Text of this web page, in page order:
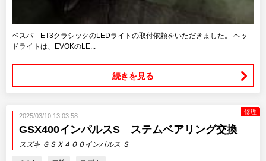
ベスパ ET3クラシックのLEDライトの取付依頼をいただきました。 ヘッ
ドライトは、EVOKのLE...
続きを見る
修理
2025/03/10 13:03:58
GSX400インパルスS ステムベアリング交換
スズキ ＧＳＸ４００インパルス Ｓ